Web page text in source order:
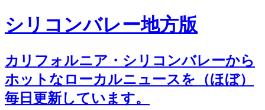
シリコンバレー地方版
カリフォルニア・シリコンバレーから
ホットなローカルニュースを（ほぼ）
毎日更新しています。